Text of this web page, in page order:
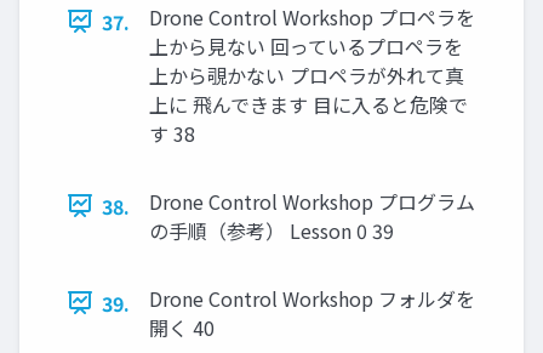
37.
Drone Control Workshop プロペラを
上から⾒ない 回っているプロペラを
上から覗かない プロペラが外れて真
上に ⾶んできます ⽬に⼊ると危険で
す 38
38.
Drone Control Workshop プログラム
の⼿順（参考） Lesson 0 39
39.
Drone Control Workshop フォルダを
開く 40